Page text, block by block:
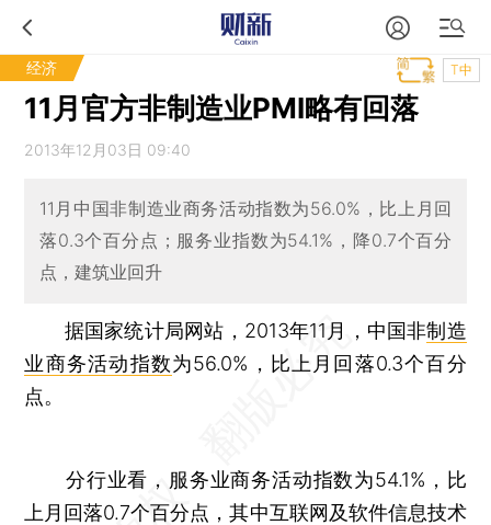
经济 T中
11月官方非制造业PMI略有回落
2013年12月03日 09:40
11月中国非制造业商务活动指数为56.0%，比上月回
落0.3个百分点；服务业指数为54.1%，降0.7个百分
点，建筑业回升
据国家统计局网站，2013年11月，中国非制造
业商务活动指数为56.0%，比上月回落0.3个百分
点。
分行业看，服务业商务活动指数为54.1%，比
上月回落0.7个百分点，其中互联网及软件信息技术